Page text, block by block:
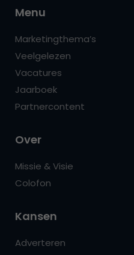
Menu
Marketingthema’s
Veelgelezen
Vacatures
Jaarboek
Partnercontent
Over
Missie & Visie
Colofon
Kansen
Adverteren